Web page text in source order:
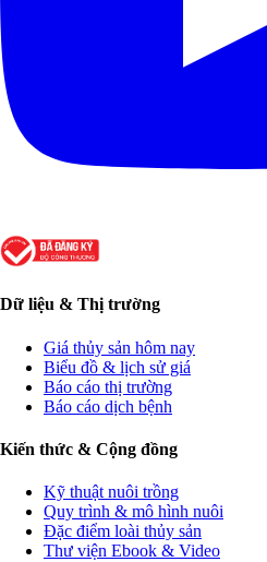
Dữ liệu & Thị trường
Giá thủy sản hôm nay
Biểu đồ & lịch sử giá
Báo cáo thị trường
Báo cáo dịch bệnh
Kiến thức & Cộng đồng
Kỹ thuật nuôi trồng
Quy trình & mô hình nuôi
Đặc điểm loài thủy sản
Thư viện Ebook & Video